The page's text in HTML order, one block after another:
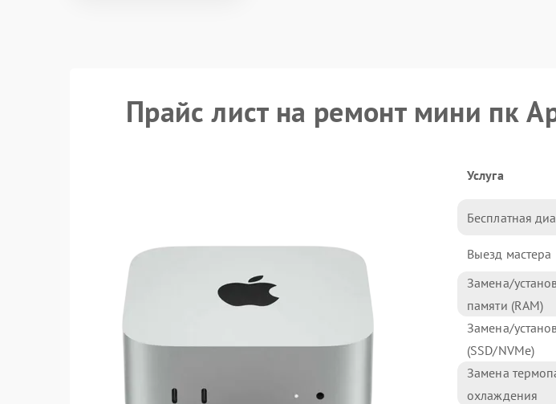
Прайс лист на ремонт мини пк
Услуга
Бесплатная
Выезд мастера
Замена/
памяти (RAM)
Замена/
(SSD/NVMe)
Замена
охлаждения